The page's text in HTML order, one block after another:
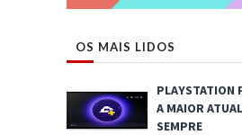
OS MAIS LIDOS
PLAYSTATION
A MAIOR
SEMPRE